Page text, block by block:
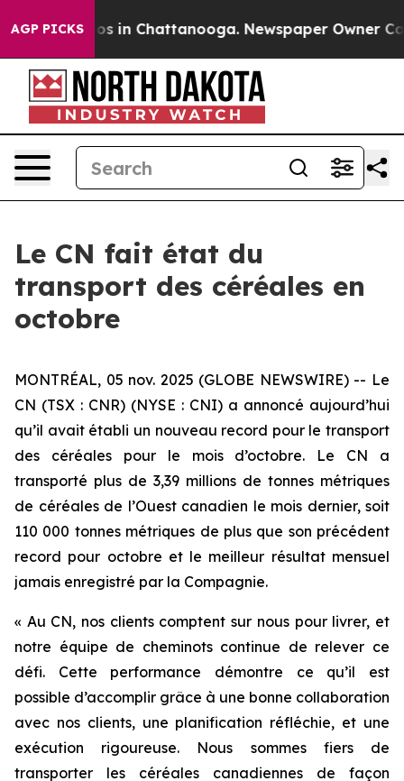
AGP PICKSChaos in Chattanooga. Newspaper Owner
Le CN fait état du
transport des céréales en
octobre
MONTRÉAL, 05 nov. 2025 (GLOBE NEWSWIRE) -- Le
CN (TSX : CNR) (NYSE : CNI) a annoncé aujourd’hui
qu’il avait établi un nouveau record pour le transport
des céréales pour le mois d’octobre. Le CN a
transporté plus de 3,39 millions de tonnes métriques
de céréales de l’Ouest canadien le mois dernier, soit
110 000 tonnes métriques de plus que son précédent
record pour octobre et le meilleur résultat mensuel
jamais enregistré par la Compagnie.
« Au CN, nos clients comptent sur nous pour livrer, et
notre équipe de cheminots continue de relever ce
défi. Cette performance démontre ce qu’il est
possible d’accomplir grâce à une bonne collaboration
avec nos clients, une planification réfléchie, et une
exécution rigoureuse. Nous sommes fiers de
transporter les céréales canadiennes de façon